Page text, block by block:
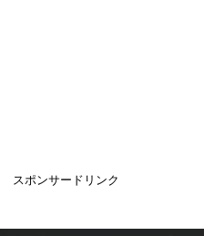
スポンサードリンク